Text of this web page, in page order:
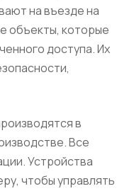
на въезде на
объекты, которые
доступа. Их
в
Все
Устройства
чтобы управлять